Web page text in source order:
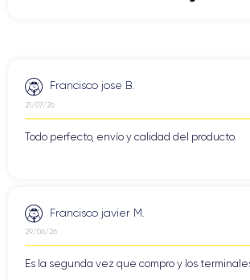
Francisco jose B.
21/07/26
Todo perfecto, envío y calidad del producto.
Francisco javier M.
29/06/26
Es la segunda vez que compro y los